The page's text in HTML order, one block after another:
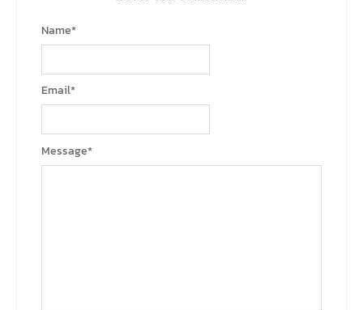
Message*
Name*
Email*